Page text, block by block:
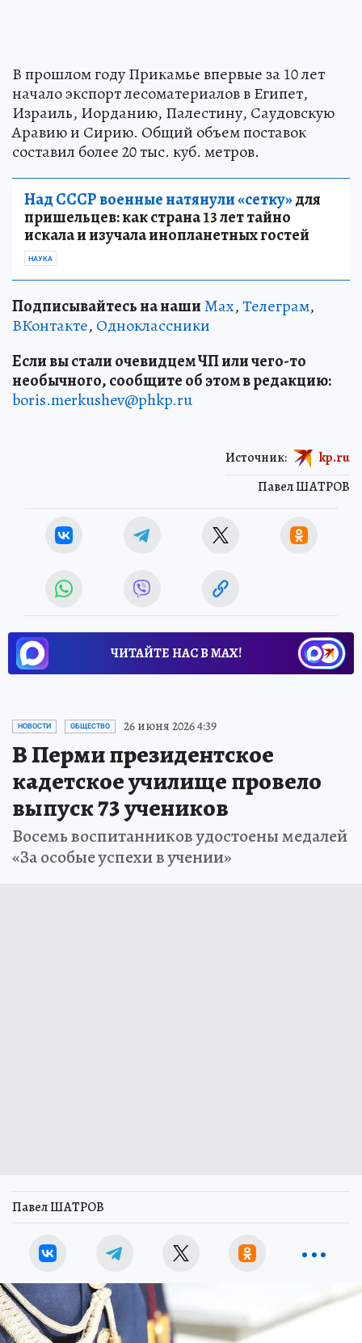
В прошлом году Прикамье впервые за 10 лет
начало экспорт лесоматериалов в Египет,
Израиль, Иорданию, Палестину, Саудовскую
Аравию и Сирию. Общий объем поставок
составил более 20 тыс. куб. метров.
Над СССР военные натянули «сетку»для
пришельцев: как страна 13 лет тайно
искала и изучала инопланетных гостей
НАУКА
Подписывайтесь на нашиMax,Телеграм,
ВКонтакте, Одноклассники
Если вы стали очевидцем ЧП или чего-то
необычного, сообщите об этом в редакцию:
boris.merkushev@phkp.ru
Павел ШАТРОВ
Источник: kp.ru
ЧИТАЙТЕ НАС В МАХ!
НОВОСТИ ОБЩЕСТВО 26 июня 2026 4:39
В Перми президентское
кадетское училище провело
выпуск 73 учеников
Восемь воспитанников удостоены медалей
«За особые успехи в учении»
Павел ШАТРОВ